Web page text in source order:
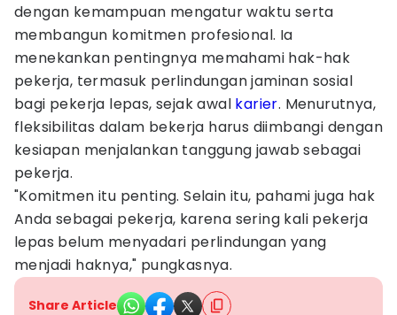
dengan kemampuan mengatur waktu serta
membangun komitmen profesional. Ia
menekankan pentingnya memahami hak-hak
pekerja, termasuk perlindungan jaminan sosial
bagi pekerja lepas, sejak awal karier. Menurutnya,
fleksibilitas dalam bekerja harus diimbangi dengan
kesiapan menjalankan tanggung jawab sebagai
pekerja.
"Komitmen itu penting. Selain itu, pahami juga hak
Anda sebagai pekerja, karena sering kali pekerja
lepas belum menyadari perlindungan yang
menjadi haknya," pungkasnya.
Share Article